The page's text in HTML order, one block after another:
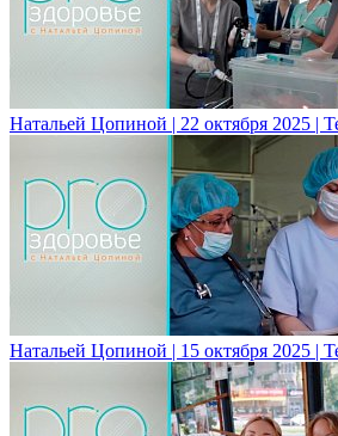
Натальей Цопиной | 22 октября 2025 |
Натальей Цопиной | 15 октября 2025 |